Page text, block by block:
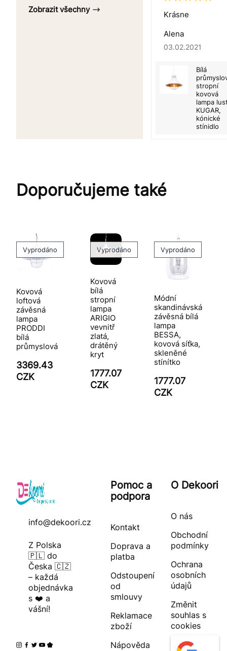
Zobrazit všechny
Krásne
Alena
03.02.2021
Bílá
stropní
kovová
lampa
KUGAR,
kónické
stínidlo
Doporučujeme také
Vyprodáno
Kovová
loftová
závěsná
lampa
PRODDI
bílá
průmyslová
3369.43
CZK
Vyprodáno
Kovová
bílá
stropní
lampa
ARIGIO
vevnitř
zlatá,
drátěný
kryt
1777.07
CZK
Vyprodáno
Módní
skandinávská
závěsná bílá
lampa
BESSA,
kovová síťka,
skleněné
stínítko
1777.07
CZK
info@dekoori.cz
Z Polska
🇵🇱 do
Česka 🇨🇿
– každá
objednávka
s ❤️ a
vášní!
Pomoc a
podpora
Kontakt
Doprava a
platba
Odstoupení
od
smlouvy
Reklamace
zboží
Nápověda
O Dekoori
O nás
Obchodní
podmínky
Ochrana
osobních
údajů
Změnit
souhlas s
cookies